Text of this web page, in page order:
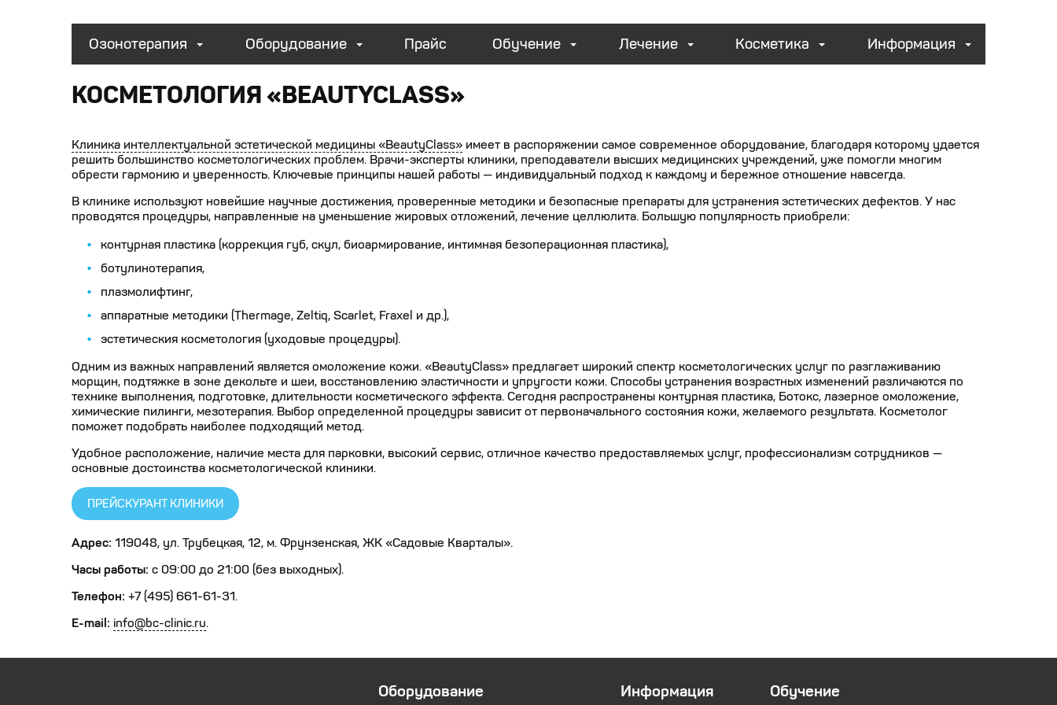
Озонотерапия Оборудование Прайс Обучение Лечение Косметика Информация
КОСМЕТОЛОГИЯ «BEAUTYCLASS»
Клиника интеллектуальной эстетической медицины «BeautyClass» имеет в распоряжении самое современное оборудование, благодаря которому удается
решить большинство косметологических проблем. Врачи-эксперты клиники, преподаватели высших медицинских учреждений, уже помогли многим
обрести гармонию и уверенность. Ключевые принципы нашей работы — индивидуальный подход к каждому и бережное отношение навсегда.
В клинике используют новейшие научные достижения, проверенные методики и безопасные препараты для устранения эстетических дефектов. У нас
проводятся процедуры, направленные на уменьшение жировых отложений, лечение целлюлита. Большую популярность приобрели:
контурная пластика (коррекция губ, скул, биоармирование, интимная безоперационная пластика),
ботулинотерапия,
плазмолифтинг,
аппаратные методики (Thermage, Zeltiq, Scarlet, Fraxel и др.),
эстетическия косметология (уходовые процедуры).
Одним из важных направлений является омоложение кожи. «BeautyClass» предлагает широкий спектр косметологических услуг по разглаживанию
морщин, подтяжке в зоне декольте и шеи, восстановлению эластичности и упругости кожи. Способы устранения возрастных изменений различаются по
технике выполнения, подготовке, длительности косметического эффекта. Сегодня распространены контурная пластика, Ботокс, лазерное омоложение,
химические пилинги, мезотерапия. Выбор определенной процедуры зависит от первоначального состояния кожи, желаемого результата. Косметолог
поможет подобрать наиболее подходящий метод.
Удобное расположение, наличие места для парковки, высокий сервис, отличное качество предоставляемых услуг, профессионализм сотрудников —
основные достоинства косметологической клиники.
ПРЕЙСКУРАНТ КЛИНИКИ
Адрес: 119048, ул. Трубецкая, 12, м. Фрунзенская, ЖК «Садовые Кварталы».
Часы работы: с 09:00 до 21:00 (без выходных).
Телефон: +7 (495) 661-61-31.
E-mail: info@bc-clinic.ru.
Оборудование Информация Обучение